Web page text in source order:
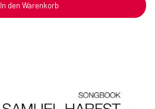
In den Warenkorb